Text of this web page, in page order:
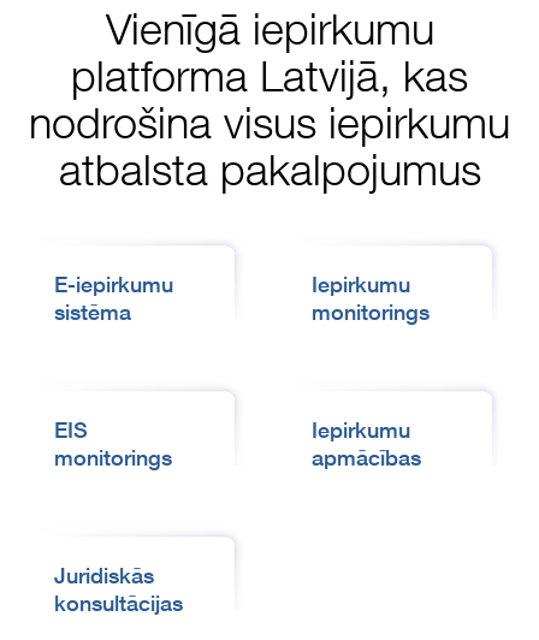
Vienīgā iepirkumu
platforma Latvijā, kas
nodrošina visus iepirkumu
atbalsta pakalpojumus
E-iepirkumu
sistēma
Iepirkumu
monitorings
EIS
monitorings
Iepirkumu
apmācības
Juridiskās
konsultācijas